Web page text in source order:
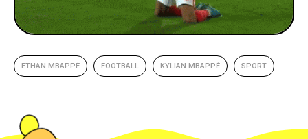
ETHAN MBAPPÉ FOOTBALL KYLIAN MBAPPÉ SPORT